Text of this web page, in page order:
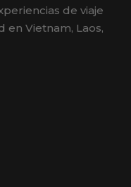
de viaje
en Vietnam, Laos,